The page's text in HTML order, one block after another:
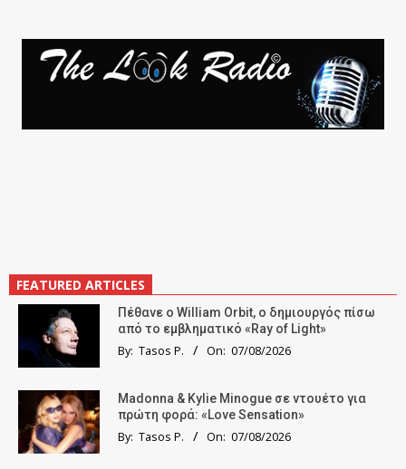
FEATURED ARTICLES
Πέθανε ο William Orbit, ο δημιουργός πίσω
από το εμβληματικό «Ray of Light»
By: Tasos P. On: 07/08/2026
Madonna & Kylie Minogue σε ντουέτο για
πρώτη φορά: «Love Sensation»
By: Tasos P. On: 07/08/2026